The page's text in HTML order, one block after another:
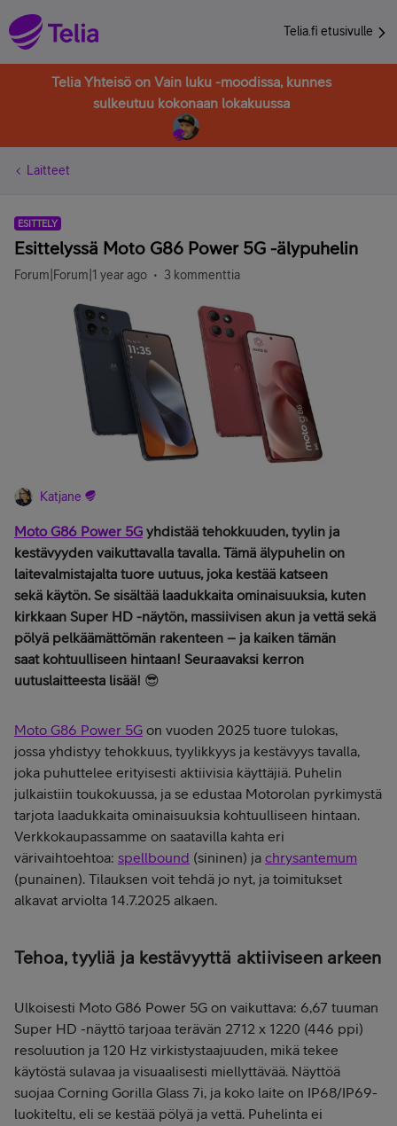
Telia.fi etusivulle
Telia Yhteisö on Vain luku -moodissa, kunnes
sulkeutuu kokonaan lokakuussa
Laitteet
ESITTELY
Esittelyssä Moto G86 Power 5G -älypuhelin
Forum|Forum|1 year ago 3 kommenttia
Katjane
Moto G86 Power 5G yhdistää tehokkuuden, tyylin ja
kestävyyden vaikuttavalla tavalla. Tämä älypuhelin on
laitevalmistajalta tuore uutuus, joka kestää katseen
sekä käytön. Se sisältää laadukkaita ominaisuuksia, kuten
kirkkaan Super HD -näytön, massiivisen akun ja vettä sekä
pölyä pelkäämättömän rakenteen – ja kaiken tämän
saat kohtuulliseen hintaan! Seuraavaksi kerron
uutuslaitteesta lisää! 😎
Moto G86 Power 5G on vuoden 2025 tuore tulokas,
jossa yhdistyy tehokkuus, tyylikkyys ja kestävyys tavalla,
joka puhuttelee erityisesti aktiivisia käyttäjiä. Puhelin
julkaistiin toukokuussa, ja se edustaa Motorolan pyrkimystä
tarjota laadukkaita ominaisuuksia kohtuulliseen hintaan.
Verkkokaupassamme on saatavilla kahta eri
värivaihtoehtoa: spellbound (sininen) ja chrysantemum
(punainen). Tilauksen voit tehdä jo nyt, ja toimitukset
alkavat arviolta 14.7.2025 alkaen.
Tehoa, tyyliä ja kestävyyttä aktiiviseen arkeen
Ulkoisesti Moto G86 Power 5G on vaikuttava: 6,67 tuuman
Super HD -näyttö tarjoaa terävän 2712 x 1220 (446 ppi)
resoluution ja 120 Hz virkistystaajuuden, mikä tekee
käytöstä sulavaa ja visuaalisesti miellyttävää. Näyttöä
suojaa Corning Gorilla Glass 7i, ja koko laite on IP68/IP69-
luokiteltu, eli se kestää pölyä ja vettä. Puhelinta ei